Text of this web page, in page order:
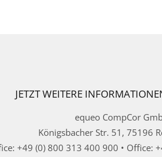
JETZT WEITERE
equeo CompCor
Königsbacher Str. 51, 75196
+49 (0) 800 313 400 900 • Office: